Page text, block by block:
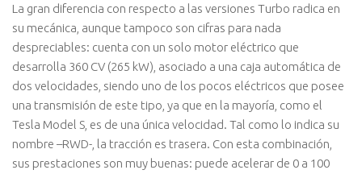
La gran diferencia con respecto a las versiones Turbo radica en
su mecánica, aunque tampoco son cifras para nada
despreciables: cuenta con un solo motor eléctrico que
desarrolla 360 CV (265 kW), asociado a una caja automática de
dos velocidades, siendo uno de los pocos eléctricos que posee
una transmisión de este tipo, ya que en la mayoría, como el
Tesla Model S, es de una única velocidad. Tal como lo indica su
nombre –RWD-, la tracción es trasera. Con esta combinación,
sus prestaciones son muy buenas: puede acelerar de 0 a 100